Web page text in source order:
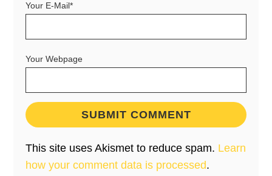
Your E-Mail*
Your Webpage
This site uses Akismet to reduce spam. Learn
how your comment data is processed.